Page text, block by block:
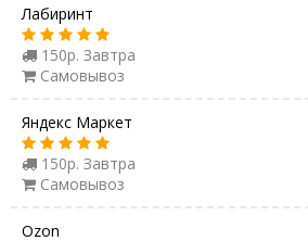
Лабиринт
150р. Завтра
Самовывоз
Яндекс Маркет
150р. Завтра
Самовывоз
Ozon